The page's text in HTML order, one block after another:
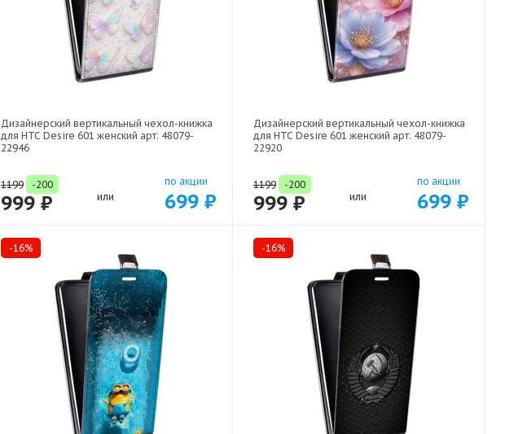
Дизайнерский вертикальный чехол-книжка
для HTC Desire 601 женский арт: 48079-
22946
1199 -200
999 ₽ или
по акции
699 ₽
Дизайнерский вертикальный чехол-книжка
для HTC Desire 601 женский арт: 48079-
22920
1199 -200
999 ₽ или
по акции
699 ₽
-16% -16%